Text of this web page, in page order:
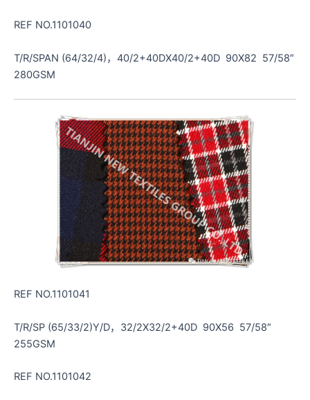
REF NO.1101040
T/R/SPAN (64/32/4)，40/2+40DX40/2+40D 90X82 57/58″
280GSM
REF NO.1101041
T/R/SP (65/33/2)Y/D，32/2X32/2+40D 90X56 57/58″
255GSM
REF NO.1101042